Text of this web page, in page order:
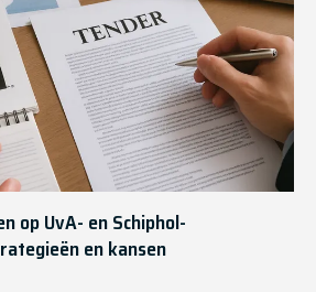
op UvA- en Schiphol-
en kansen